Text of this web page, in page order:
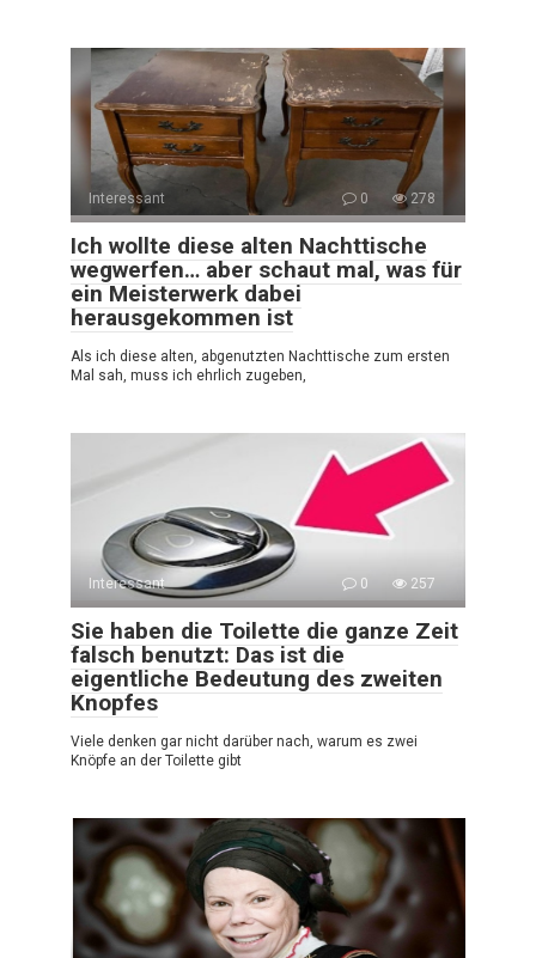
Interessant 0 278
Ich wollte diese alten Nachttische
wegwerfen… aber schaut mal, was für
ein Meisterwerk dabei
herausgekommen ist
Als ich diese alten, abgenutzten Nachttische zum ersten
Mal sah, muss ich ehrlich zugeben,
Interessant 0 257
Sie haben die Toilette die ganze Zeit
falsch benutzt: Das ist die
eigentliche Bedeutung des zweiten
Knopfes
Viele denken gar nicht darüber nach, warum es zwei
Knöpfe an der Toilette gibt